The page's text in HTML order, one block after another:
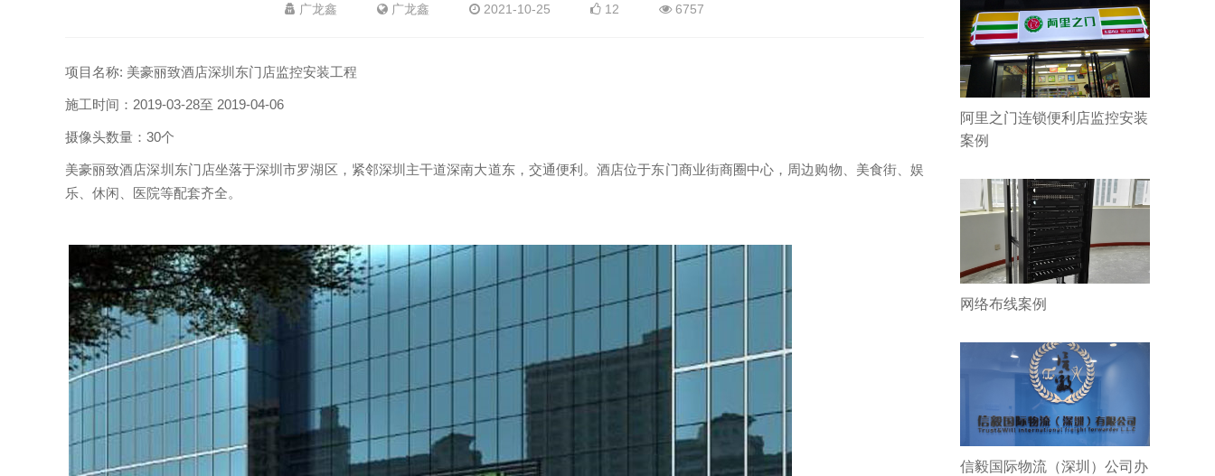
广龙鑫 广龙鑫 2021-10-25 12 6757
项目名称: 美豪丽致酒店深圳东门店监控安装工程
施工时间：2019-03-28至 2019-04-06
摄像头数量：30个
美豪丽致酒店深圳东门店坐落于深圳市罗湖区，紧邻深圳主干道深南大道东，交通便利。酒店位于东门商业街商圈中心，周边购物、美食街、娱
乐、休闲、医院等配套齐全。
阿里之门连锁便利店监控安装
案例
网络布线案例
信毅国际物流（深圳）公司办